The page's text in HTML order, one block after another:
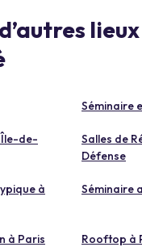
Séminaire
Île-de-
Salles de
Défense
à
Séminaire
à Paris
Rooftop à